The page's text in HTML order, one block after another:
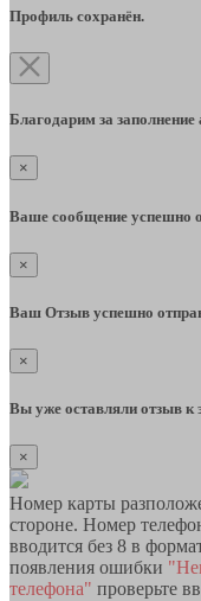
Профиль сохранён.
Благодарим за заполнение
×
Ваше сообщение успешно
×
Ваш Отзыв успешно
×
Вы уже оставляли отзыв к
×
Номер карты
стороне. Номер
вводится без 8 в
появления ошибки
телефона" проверьте